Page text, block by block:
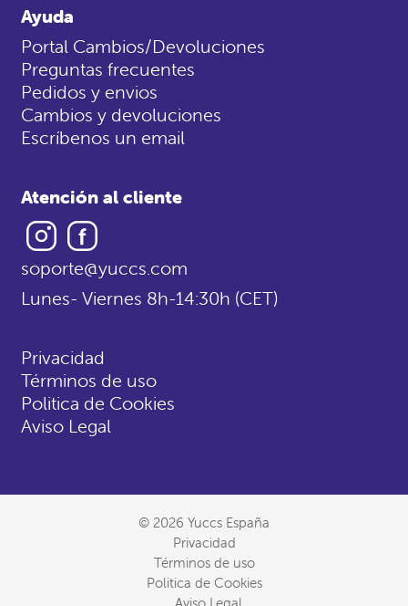
Ayuda
Portal Cambios/Devoluciones
Preguntas frecuentes
Pedidos y envios
Cambios y devoluciones
Escríbenos un email
Atención al cliente
Instagram
soporte@yuccs.com
Lunes- Viernes 8h-14:30h (CET)
Privacidad
Términos de uso
Politica de Cookies
Aviso Legal
© 2026 Yuccs España
Privacidad
Términos de uso
Politica de Cookies